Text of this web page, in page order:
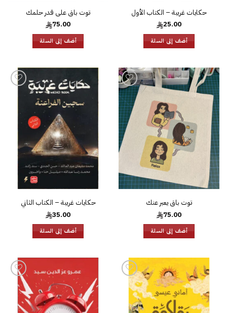
حكايات غريبة – الكتاب الأول
25.00
أضف إلى السلة
توت باق على قدر حلمك
75.00
أضف إلى السلة
إضافة
إلى
قائمة
الرغبات
توت باق يعبر عنك
75.00
أضف إلى السلة
الرغبات
حكايات غريبة – الكتاب الثاني
35.00
أضف إلى السلة
إضافة
إلى
قائمة
الرغبات
إضافة
إلى
الرغبات